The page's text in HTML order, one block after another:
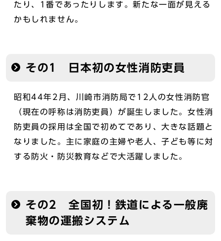
たり、1番であったりします。新たな一面が見える
かもしれません。
その1 日本初の女性消防吏員
昭和44年2月、川崎市消防局で12人の女性消防官
（現在の呼称は消防吏員）が誕生しました。女性消
防吏員の採用は全国で初めてであり、大きな話題と
なりました。主に家庭の主婦や老人、子ども等に対
する防火・防災教育などで大活躍しました。
その2 全国初！鉄道による一般廃
棄物の運搬システム